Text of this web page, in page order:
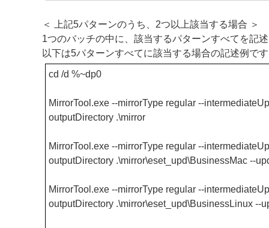
＜ 上記5パターンのうち、2つ以上該当する場合 ＞
1つのバッチの中に、該当するパターンすべてを記
以下は5パターンすべてに該当する場合の記述例で
cd /d %~dp0
MirrorTool.exe --mirrorType regular --
outputDirectory .\mirror
MirrorTool.exe --mirrorType regular --
outputDirectory .\mirror\eset_upd\BusinessMac --
MirrorTool.exe --mirrorType regular --
outputDirectory .\mirror\eset_upd\BusinessLinux --